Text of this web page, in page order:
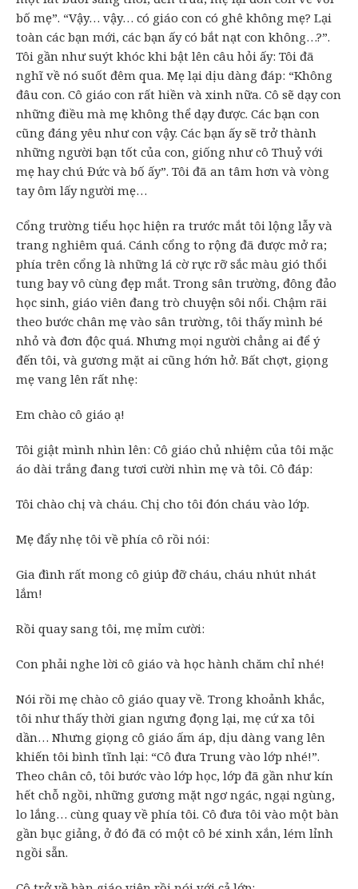
bố mẹ”. “Vậy… vậy… có giáo con có ghê không mẹ? Lại
toàn các bạn mới, các bạn ấy có bắt nạt con không…?”.
Tôi gần như suýt khóc khi bật lên câu hỏi ấy: Tôi đã
nghĩ về nó suốt đêm qua. Mẹ lại dịu dàng đáp: “Không
đâu con. Cô giáo con rất hiền và xinh nữa. Cô sẽ dạy con
những điều mà mẹ không thể dạy được. Các bạn con
cũng đáng yêu như con vậy. Các bạn ấy sẽ trở thành
những người bạn tốt của con, giống như cô Thuỷ với
mẹ hay chú Đức và bố ấy”. Tôi đã an tâm hơn và vòng
tay ôm lấy người mẹ…
Cổng trường tiểu học hiện ra trước mắt tôi lộng lẫy và
trang nghiêm quá. Cánh cổng to rộng đã được mở ra;
phía trên cổng là những lá cờ rực rỡ sắc màu gió thổi
tung bay vô cùng đẹp mắt. Trong sân trường, đông đảo
học sinh, giáo viên đang trò chuyện sôi nổi. Chậm rãi
theo bước chân mẹ vào sân trường, tôi thấy mình bé
nhỏ và đơn độc quá. Nhưng mọi người chẳng ai để ý
đến tôi, và gương mặt ai cũng hớn hở. Bất chợt, giọng
mẹ vang lên rất nhẹ:
Em chào cô giáo ạ!
Tôi giật mình nhìn lên: Cô giáo chủ nhiệm của tôi mặc
áo dài trắng đang tươi cười nhìn mẹ và tôi. Cô đáp:
Tôi chào chị và cháu. Chị cho tôi đón cháu vào lớp.
Mẹ đẩy nhẹ tôi về phía cô rồi nói:
Gia đình rất mong cô giúp đỡ cháu, cháu nhút nhát
lắm!
Rồi quay sang tôi, mẹ mỉm cười:
Con phải nghe lời cô giáo và học hành chăm chỉ nhé!
Nói rồi mẹ chào cô giáo quay về. Trong khoảnh khắc,
tôi như thấy thời gian ngưng đọng lại, mẹ cứ xa tôi
dần… Nhưng giọng cô giáo ấm áp, dịu dàng vang lên
khiến tôi bình tĩnh lại: “Cô đưa Trung vào lớp nhé!”.
Theo chân cô, tôi bước vào lớp học, lớp đã gần như kín
hết chỗ ngồi, những gương mặt ngơ ngác, ngại ngùng,
lo lắng… cùng quay về phía tôi. Cô đưa tôi vào một bàn
gần bục giảng, ở đó đã có một cô bé xinh xắn, lém lỉnh
ngồi sẵn.